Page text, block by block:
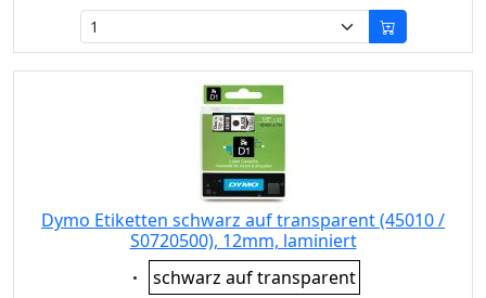
Dymo Etiketten schwarz auf transparent (45010 /
S0720500), 12mm, laminiert
Eigenschaft:
schwarz auf transparent